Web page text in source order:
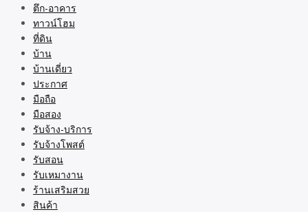
ตึก-อาคาร
ทาวน์โฮม
ที่ดิน
บ้าน
บ้านเดี่ยว
ประกาศ
มือถือ
มือสอง
รับจ้าง-บริการ
รับจ้างโพสต์
รับสอน
รับเหมางาน
ร้านเสริมสวย
สินค้า